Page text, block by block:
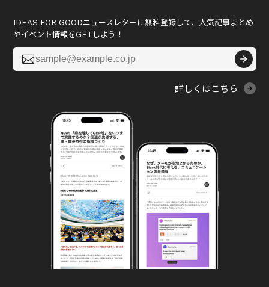
IDEAS FOR GOODニュースレターに無料登録して、人気記事まとめ
やイベント情報をGETしよう！

詳しくはこちら